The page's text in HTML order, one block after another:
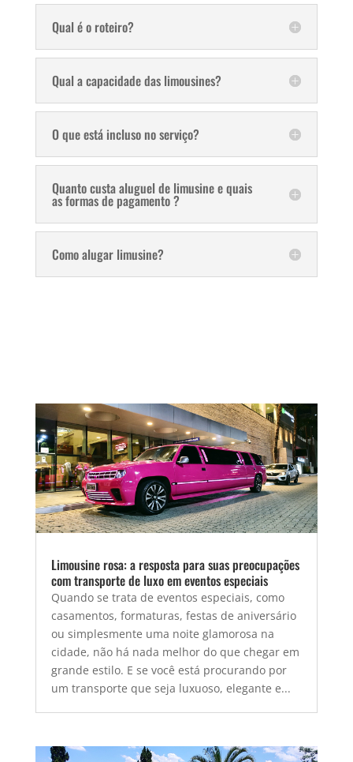
Qual é o roteiro?
Qual a capacidade das limousines?
O que está incluso no serviço?
Quanto custa aluguel de limusine e quais
as formas de pagamento ?
Como alugar limusine?
Limousine rosa: a resposta para suas preocupações
com transporte de luxo em eventos especiais
Quando se trata de eventos especiais, como
casamentos, formaturas, festas de aniversário
ou simplesmente uma noite glamorosa na
cidade, não há nada melhor do que chegar em
grande estilo. E se você está procurando por
um transporte que seja luxuoso, elegante e...